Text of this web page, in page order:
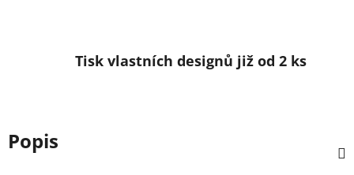
Tisk vlastních designů již od 2 ks
Popis